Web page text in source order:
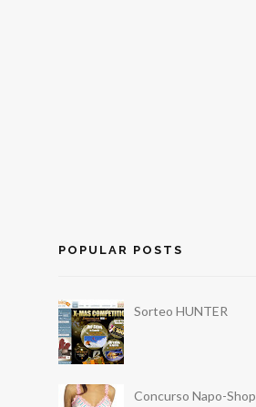
POPULAR POSTS
Sorteo HUNTER
Concurso Napo-Shop